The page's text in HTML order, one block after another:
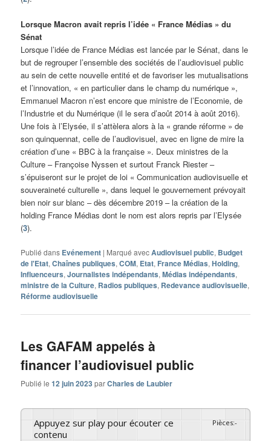
Lorsque Macron avait repris l’idée « France Médias » du
Sénat
Lorsque l’idée de France Médias est lancée par le Sénat, dans le
but de regrouper l’ensemble des sociétés de l’audiovisuel public
au sein de cette nouvelle entité et de favoriser les mutualisations
et l’innovation, « en particulier dans le champ du numérique »,
Emmanuel Macron n’est encore que ministre de l’Economie, de
l’Industrie et du Numérique (il le sera d’août 2014 à août 2016).
Une fois à l’Elysée, il s’attèlera alors à la « grande réforme » de
son quinquennat, celle de l’audiovisuel, avec en ligne de mire la
création d’une « BBC à la française ». Deux ministres de la
Culture – Françoise Nyssen et surtout Franck Riester –
s’épuiseront sur le projet de loi « Communication audiovisuelle et
souveraineté culturelle », dans lequel le gouvernement prévoyait
bien noir sur blanc – dès décembre 2019 – la création de la
holding France Médias dont le nom est alors repris par l’Elysée
(3).
Publié dans Evénement | Marqué avecAudiovisuel public, Budget
de l'Etat,Chaînes publiques,COM, Etat, France Médias,Holding,
Influenceurs,Journalistes indépendants,Médias indépendants,
ministre de la Culture, Radios publiques, Redevance audiovisuelle,
Réforme audiovisuelle
Les GAFAM appelés à
financer l’audiovisuel public
Publié le12 juin 2023 parCharles de Laubier
Appuyez sur play pour écouter ce
contenu
Pièces:-